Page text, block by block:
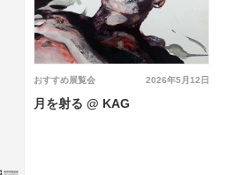
2026年5月12日
おすすめ展覧会
月を射る @ KAG